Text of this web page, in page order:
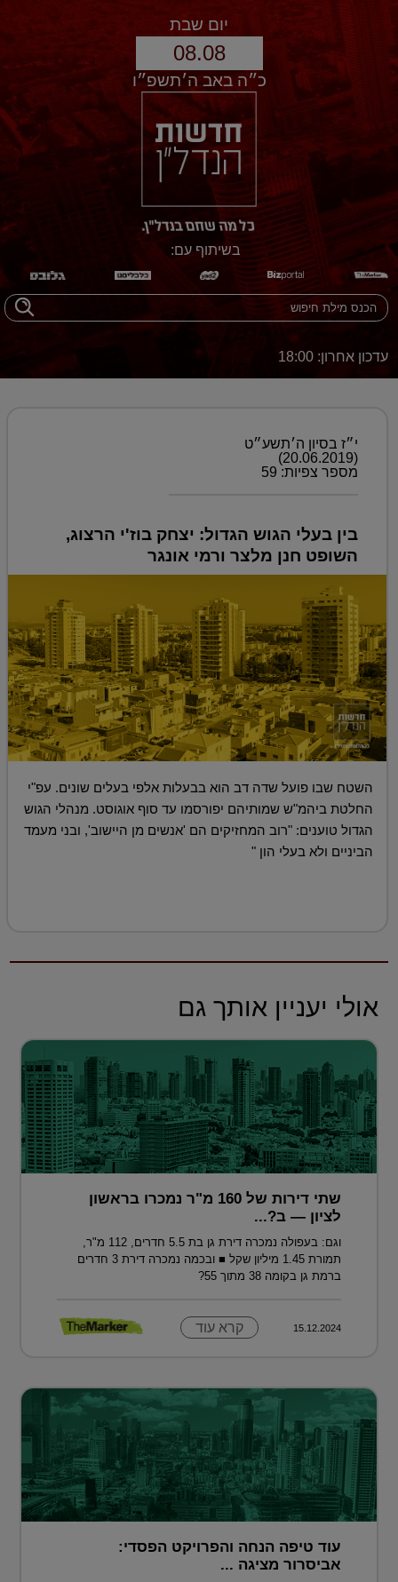
יום שבת
08.08
כ״ה באב ה׳תשפ״ו
בשיתוף עם:
עדכון אחרון: 18:00
י״ז בסיון ה׳תשע״ט
(20.06.2019)
מספר צפיות: 59
בין בעלי הגוש הגדול: יצחק בוז'י הרצוג,
השופט חנן מלצר ורמי אונגר
השטח שבו פועל שדה דב הוא בבעלות אלפי בעלים שונים. עפ"י
החלטת ביהמ"ש שמותיהם יפורסמו עד סוף אוגוסט. מנהלי הגוש
הגדול טוענים: "רוב המחזיקים הם 'אנשים מן היישוב', ובני מעמד
הביניים ולא בעלי הון "
אולי יעניין אותך גם
שתי דירות של 160 מ"ר נמכרו בראשון
לציון — ב?...
וגם: בעפולה נמכרה דירת גן בת 5.5 חדרים, 112 מ"ר,
תמורת 1.45 מיליון שקל ■ ובכמה נמכרה דירת 3 חדרים
ברמת גן בקומה 38 מתוך 55?
15.12.2024 קרא עוד
עוד טיפה הנחה והפרויקט הפסדי:
אביסרור מציגה ...